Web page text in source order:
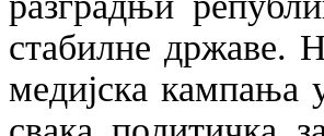
стабилне државе.
медијска кампања